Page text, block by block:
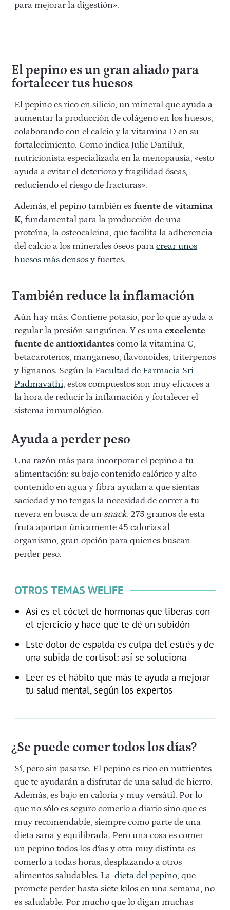
para mejorar la digestión».
El pepino es un gran aliado para
fortalecer tus huesos
El pepino es rico en silicio, un mineral que ayuda a
aumentar la producción de colágeno en los huesos,
colaborando con el calcio y la vitamina D en su
fortalecimiento. Como indica Julie Daniluk,
nutricionista especializada en la menopausia, «esto
ayuda a evitar el deterioro y fragilidad óseas,
reduciendo el riesgo de fracturas».⁠
Además, el pepino también es fuente de vitamina
K, fundamental para la producción de una
proteína, la osteocalcina, que facilita la adherencia
del calcio a los minerales óseos para crear unos
huesos más densos y fuertes.
También reduce la inflamación
Aún hay más. Contiene potasio, por lo que ayuda a
regular la presión sanguínea. Y es una excelente
fuente de antioxidantes como la vitamina C,
betacarotenos, manganeso, flavonoides, triterpenos
y lignanos. Según la Facultad de Farmacia Sri
Padmavathi, estos compuestos son muy eficaces a
la hora de reducir la inflamación y fortalecer el
sistema inmunológico.
Ayuda a perder peso
Una razón más para incorporar el pepino a tu
alimentación: su bajo contenido calórico y alto
contenido en agua y fibra ayudan a que sientas
saciedad y no tengas la necesidad de correr a tu
nevera en busca de un snack. 275 gramos de esta
fruta aportan únicamente 45 calorías al
organismo, gran opción para quienes buscan
perder peso.
OTROS TEMAS WELIFE
Así es el cóctel de hormonas que liberas con
el ejercicio y hace que te dé un subidón
Este dolor de espalda es culpa del estrés y de
una subida de cortisol: así se soluciona
Leer es el hábito que más te ayuda a mejorar
tu salud mental, según los expertos
¿Se puede comer todos los días?
Sí, pero sin pasarse. El pepino es rico en nutrientes
que te ayudarán a disfrutar de una salud de hierro.
Además, es bajo en caloría y muy versátil. Por lo
que no sólo es seguro comerlo a diario sino que es
muy recomendable, siempre como parte de una
dieta sana y equilibrada. Pero una cosa es comer
un pepino todos los días y otra muy distinta es
comerlo a todas horas, desplazando a otros
alimentos saludables. La dieta del pepino, que
promete perder hasta siete kilos en una semana, no
es saludable. Por mucho que lo digan muchas